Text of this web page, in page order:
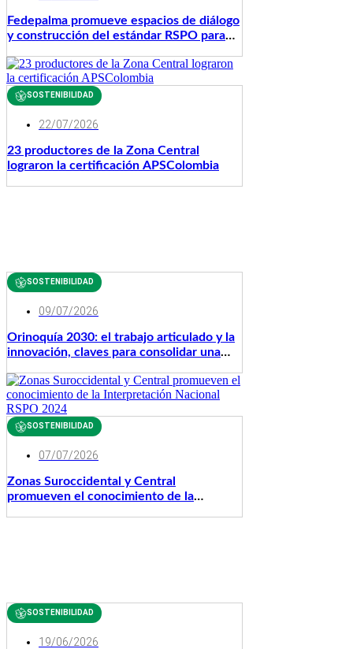
Fedepalma promueve espacios de diálogo
y construcción del estándar RSPO para
SOSTENIBILIDAD
22/07/2026
23 productores de la Zona Central
lograron la certificación APSColombia
innovación, claves para consolidar una
región más competitiva y sostenible
SOSTENIBILIDAD
07/07/2026
Zonas Suroccidental y Central
promueven el conocimiento de la
Interpretación Nacional RSPO 2024